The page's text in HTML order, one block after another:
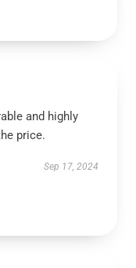
and highly
price.
Sep 17, 2024